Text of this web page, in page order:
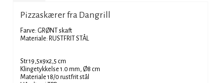
Pizzaskærer fra Dangrill
Farve: GRØNT skaft
Materiale: RUSTFRIT STÅL
Str.19,5x9x2,5 cm
Klingetykkelse 1.0 mm, Ø8 cm
Materiale 18/0 rustfrit stål